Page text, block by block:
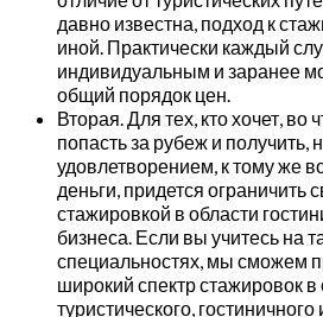
давно известна, подход к
иной. Практически каждый
индивидуальным и заранее
общий порядок цен.
Вторая. Для тех, кто хочет, во
попасть за рубеж и
удовлетворением, к тому же
деньги, придется ограничить
стажировкой в области
бизнеса. Если вы учитесь на
специальностях, мы сможем
широкий спектр стажировок в
туристического,